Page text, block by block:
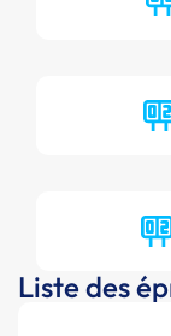
Liste des